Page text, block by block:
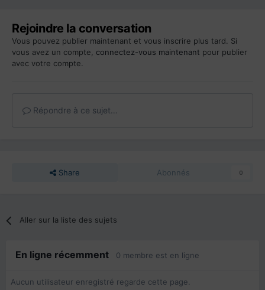
Rejoindre la conversation
Vous pouvez publier maintenant et vous inscrire plus tard. Si
vous avez un compte, connectez-vous maintenant pour publier
avec votre compte.
Répondre à ce sujet…
Share Abonnés 0
Aller sur la liste des sujets
En ligne récemment 0 membre est en ligne
Aucun utilisateur enregistré regarde cette page.